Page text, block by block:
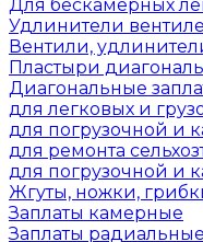
Для бескамерных
Удлинители
Вентили,
Пластыри
Диагональные
для легковых и
для погрузочной и
для ремонта
для погрузочной и
Жгуты, ножки,
Заплаты камерные
Заплаты радиальные